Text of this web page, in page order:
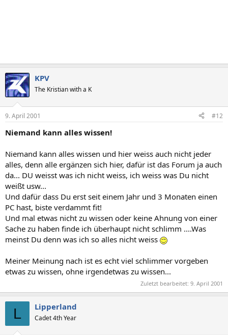
KPV
The Kristian with a K
9. April 2001 #12
Niemand kann alles wissen!
Niemand kann alles wissen und hier weiss auch nicht jeder
alles, denn alle ergänzen sich hier, dafür ist das Forum ja auch
da... DU weisst was ich nicht weiss, ich weiss was Du nicht
weißt usw...
Und dafür dass Du erst seit einem Jahr und 3 Monaten einen
PC hast, biste verdammt fit!
Und mal etwas nicht zu wissen oder keine Ahnung von einer
Sache zu haben finde ich überhaupt nicht schlimm ....Was
meinst Du denn was ich so alles nicht weiss
Meiner Meinung nach ist es echt viel schlimmer vorgeben
etwas zu wissen, ohne irgendetwas zu wissen...
Zuletzt bearbeitet: 9. April 2001
L Lipperland
Cadet 4th Year